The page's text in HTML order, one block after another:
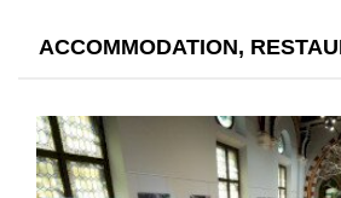
ACCOMMODATION,